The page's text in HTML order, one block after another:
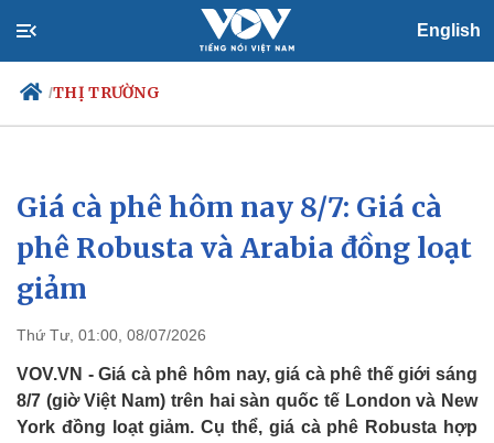
English
/THỊ TRƯỜNG
Chính trị
Đảng
Tổ chức nhân sự
Quốc hội
Nhận diện sự thật
Xã hội
Tin 24h
Dự báo thời tiết
Giá cà phê hôm nay 8/7: Giá cà
phê Robusta và Arabia đồng loạt
giảm
Thứ Tư, 01:00, 08/07/2026
VOV.VN - Giá cà phê hôm nay, giá cà phê thế giới sáng
8/7 (giờ Việt Nam) trên hai sàn quốc tế London và New
York đồng loạt giảm. Cụ thể, giá cà phê Robusta hợp